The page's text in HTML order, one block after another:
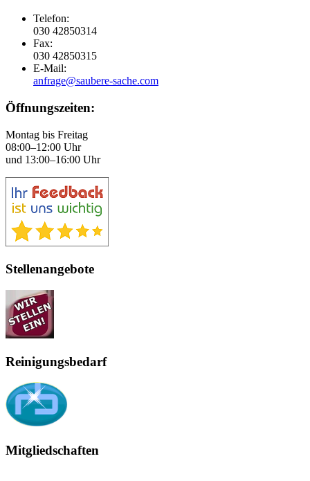
Telefon:
030 42850314
Fax:
030 42850315
E-Mail:
anfrage@saubere-sache.com
Öffnungszeiten:
Montag bis Freitag
08:00–12:00 Uhr
und 13:00–16:00 Uhr
Stellenangebote
Reinigungsbedarf
Mitgliedschaften